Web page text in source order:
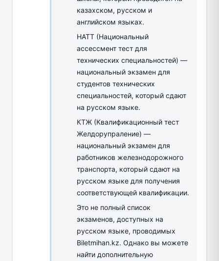
казахском, русском и
английском языках.
НАТТ (Национальный
ассессмент тест для
технических специальностей) —
национальный экзамен для
студентов технических
специальностей, который сдают
на русском языке.
КТЖ (Квалификационный тест
Желдорупраление) —
национальный экзамен для
работников железнодорожного
транспорта, который сдают на
русском языке для получения
соответствующей квалификации.
Это не полный список
экзаменов, доступных на
русском языке, проводимых
Biletmihan.kz. Однако вы можете
найти дополнительную